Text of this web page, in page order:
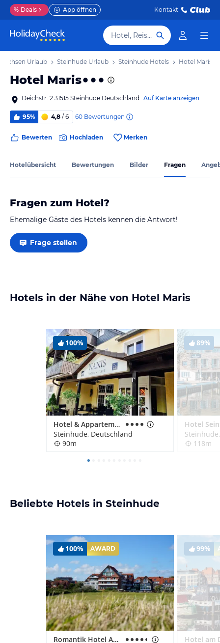
% Deals App öffnen Kontakt
Hotel, Reiseziel
Urlaub Steinhude Urlaub Steinhude Hotels Hotel Maris
Hotel Maris
Deichstr. 2 31515 Steinhude Deutschland Auf Karte anzeigen
95% 4,8 / 6 60 Bewertungen
Bewerten Hochladen Merken
Hotelübersicht Bewertungen Bilder Fragen
Fragen zum Hotel?
Ehemalige Gäste des Hotels kennen die Antwort!
Frage stellen
Hotels in der Nähe von Hotel Maris
100%
Hotel & Appartements Nanis
Steinhude, Deutschland
90m
89%
118m
Beliebte Hotels in Steinhude
100% AWARD
Romantik Hotel Achterdiek
99%
Hotel am